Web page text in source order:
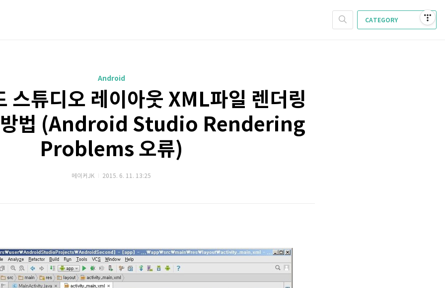
CATEGORY
Android
스튜디오 레이아웃 XML파일 렌더링
방법 (Android Studio Rendering
Problems 오류)
메이커JK 2015. 6. 11. 13:25